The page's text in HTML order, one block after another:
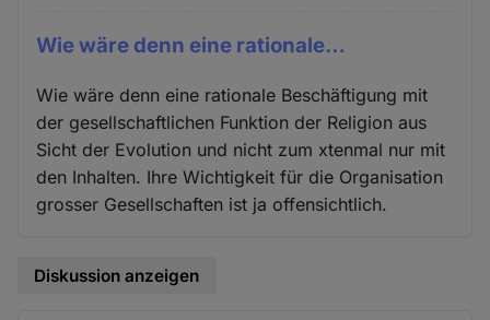
Wie wäre denn eine rationale…
Wie wäre denn eine rationale Beschäftigung mit
der gesellschaftlichen Funktion der Religion aus
Sicht der Evolution und nicht zum xtenmal nur mit
den Inhalten. Ihre Wichtigkeit für die Organisation
grosser Gesellschaften ist ja offensichtlich.
Diskussion anzeigen